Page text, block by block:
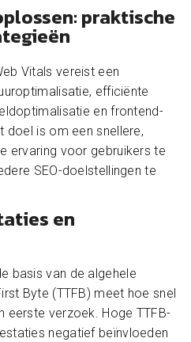
praktische
Vitals vereist een
efficiënte
en frontend-
doel is om een snellere,
ervaring voor gebruikers te
SEO-doelstellingen te
en
basis van de algehele
Byte (TTFB) meet hoe snel
eerste verzoek. Hoge TTFB-
negatief beïnvloeden